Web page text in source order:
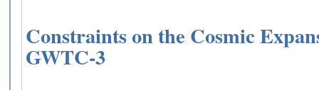
Constraints on the Cosmic
GWTC-3